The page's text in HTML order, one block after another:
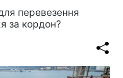
перевезення
за кордон?